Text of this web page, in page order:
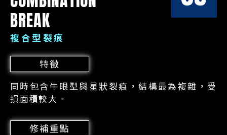
BREAK
複合型裂痕
特徵
同時包含牛眼型與星狀裂痕，結構最為複雜，受
損面積較大。
修補重點